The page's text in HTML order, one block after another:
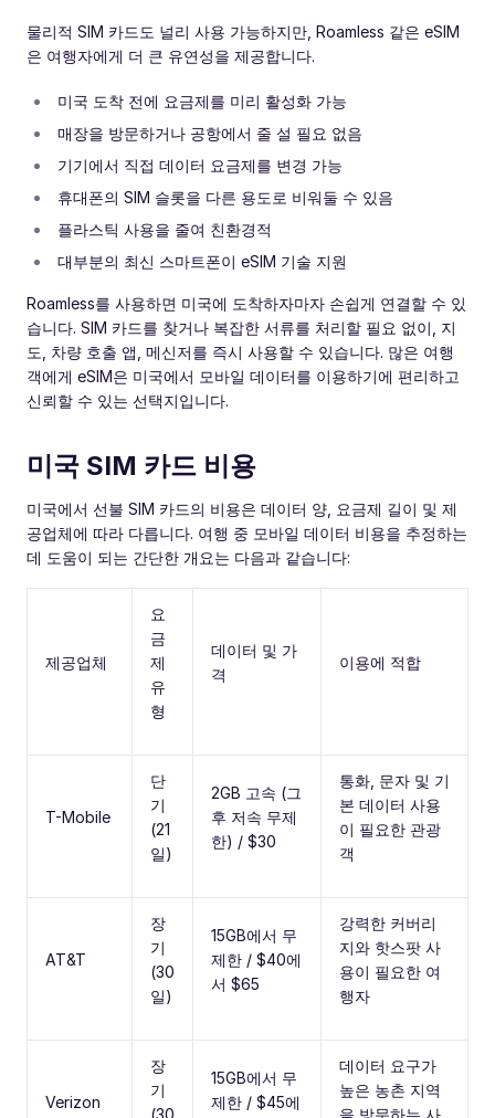
물리적 SIM 카드도 널리 사용 가능하지만, Roamless 같은 eSIM
은 여행자에게 더 큰 유연성을 제공합니다.
미국 도착 전에 요금제를 미리 활성화 가능
매장을 방문하거나 공항에서 줄 설 필요 없음
기기에서 직접 데이터 요금제를 변경 가능
휴대폰의 SIM 슬롯을 다른 용도로 비워둘 수 있음
플라스틱 사용을 줄여 친환경적
대부분의 최신 스마트폰이 eSIM 기술 지원
Roamless를 사용하면 미국에 도착하자마자 손쉽게 연결할 수 있
습니다. SIM 카드를 찾거나 복잡한 서류를 처리할 필요 없이, 지
도, 차량 호출 앱, 메신저를 즉시 사용할 수 있습니다. 많은 여행
객에게 eSIM은 미국에서 모바일 데이터를 이용하기에 편리하고
신뢰할 수 있는 선택지입니다.
미국 SIM 카드 비용
미국에서 선불 SIM 카드의 비용은 데이터 양, 요금제 길이 및 제
공업체에 따라 다릅니다. 여행 중 모바일 데이터 비용을 추정하는
데 도움이 되는 간단한 개요는 다음과 같습니다:
제공업체
요
금
제
유
형
데이터 및 가
격
이용에 적합
T-Mobile
단
기
(21
일)
2GB 고속 (그
후 저속 무제
한) / $30
통화, 문자 및 기
본 데이터 사용
이 필요한 관광
객
AT&T
장
기
(30
일)
15GB에서 무
제한 / $40에
서 $65
강력한 커버리
지와 핫스팟 사
용이 필요한 여
행자
Verizon
장
기
(30
15GB에서 무
제한 / $45에
데이터 요구가
높은 농촌 지역
을 방문하는 사